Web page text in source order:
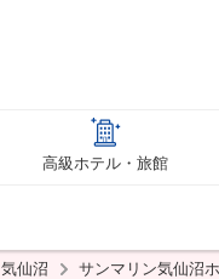
高級ホテル・旅館
気仙沼 サンマリン気仙沼